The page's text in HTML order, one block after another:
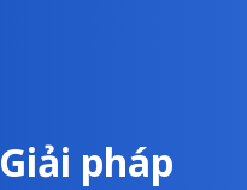
Giải pháp